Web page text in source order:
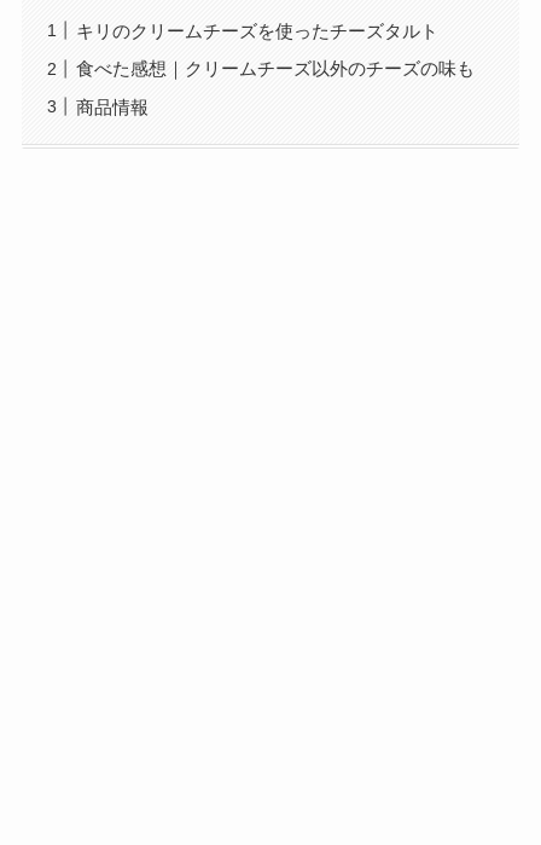
キリのクリームチーズを使ったチーズタルト
食べた感想｜クリームチーズ以外のチーズの味も
商品情報